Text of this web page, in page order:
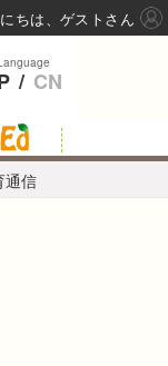
通信
/ CN
ちは、ゲストさん